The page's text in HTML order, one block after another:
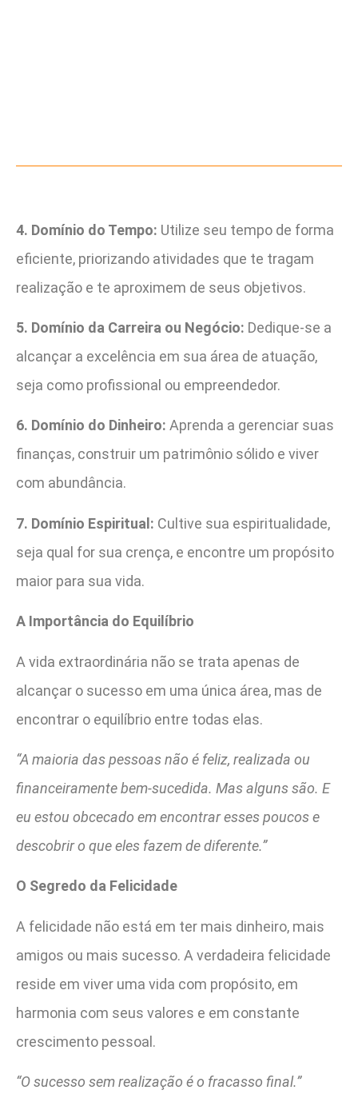
4. Domínio do Tempo: Utilize seu tempo de forma
eficiente, priorizando atividades que te tragam
realização e te aproximem de seus objetivos.
5. Domínio da Carreira ou Negócio: Dedique-se a
alcançar a excelência em sua área de atuação,
seja como profissional ou empreendedor.
6. Domínio do Dinheiro: Aprenda a gerenciar suas
finanças, construir um patrimônio sólido e viver
com abundância.
7. Domínio Espiritual: Cultive sua espiritualidade,
seja qual for sua crença, e encontre um propósito
maior para sua vida.
A Importância do Equilíbrio
A vida extraordinária não se trata apenas de
alcançar o sucesso em uma única área, mas de
encontrar o equilíbrio entre todas elas.
“A maioria das pessoas não é feliz, realizada ou
financeiramente bem-sucedida. Mas alguns são. E
eu estou obcecado em encontrar esses poucos e
descobrir o que eles fazem de diferente.”
O Segredo da Felicidade
A felicidade não está em ter mais dinheiro, mais
amigos ou mais sucesso. A verdadeira felicidade
reside em viver uma vida com propósito, em
harmonia com seus valores e em constante
crescimento pessoal.
“O sucesso sem realização é o fracasso final.”